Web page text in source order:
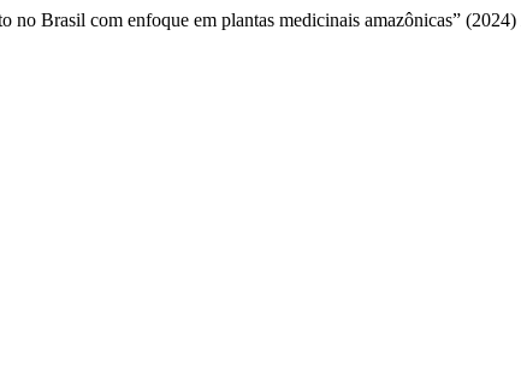
no Brasil com enfoque em plantas medicinais amazônicas” (2024)